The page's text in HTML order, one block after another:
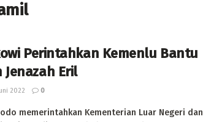
Perintahkan Kemenlu Bantu
Eril
2022 0
memerintahkan Kementerian Luar Negeri dan